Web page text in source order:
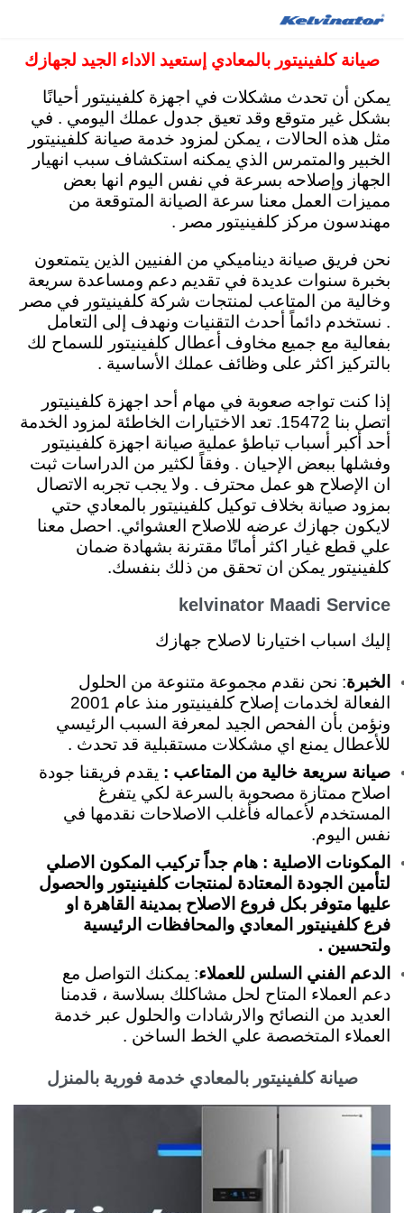
صيانة كلفينيتور بالمعادي إستعيد الاداء الجيد لجهازك
يمكن أن تحدث مشكلات في اجهزة كلفينيتور أحيانًا
بشكل غير متوقع وقد تعيق جدول عملك اليومي . في
مثل هذه الحالات ، يمكن لمزود خدمة صيانة كلفينيتور
الخبير والمتمرس الذي يمكنه استكشاف سبب انهيار
الجهاز وإصلاحه بسرعة في نفس اليوم انها بعض
مميزات العمل معنا سرعة الصيانة المتوقعة من
مهندسون مركز كلفينيتور مصر .
نحن فريق صيانة ديناميكي من الفنيين الذين يتمتعون
بخبرة سنوات عديدة في تقديم دعم ومساعدة سريعة
وخالية من المتاعب لمنتجات شركة كلفينيتور في مصر
. نستخدم دائماً أحدث التقنيات ونهدف إلى التعامل
بفعالية مع جميع مخاوف أعطال كلفينيتور للسماح لك
بالتركيز اكثر على وظائف عملك الأساسية .
إذا كنت تواجه صعوبة في مهام أحد اجهزة كلفينيتور
اتصل بنا 15472. تعد الاختيارات الخاطئة لمزود الخدمة
أحد أكبر أسباب تباطؤ عملية صيانة اجهزة كلفينيتور
وفشلها ببعض الإحيان . وفقاً لكثير من الدراسات ثبت
ان الإصلاح هو عمل محترف . ولا يجب تجربه الاتصال
بمزود صيانة بخلاف توكيل كلفينيتور بالمعادي حتي
لايكون جهازك عرضه للاصلاح العشوائي. احصل معنا
علي قطع غيار اكثر أمانًا مقترنة بشهادة ضمان
كلفينيتور يمكن ان تحقق من ذلك بنفسك.
kelvinator Maadi Service
إليك اسباب اختيارنا لاصلاح جهازك
الخبرة: نحن نقدم مجموعة متنوعة من الحلول
الفعالة لخدمات إصلاح كلفينيتور منذ عام 2001
ونؤمن بأن الفحص الجيد لمعرفة السبب الرئيسي
للأعطال يمنع اي مشكلات مستقبلية قد تحدث .
صيانة سريعة خالية من المتاعب : يقدم فريقنا جودة
اصلاح ممتازة مصحوبة بالسرعة لكي يتفرغ
المستخدم لأعماله فأغلب الاصلاحات نقدمها في
نفس اليوم.
المكونات الاصلية : هام جداً تركيب المكون الاصلي
لتأمين الجودة المعتادة لمنتجات كلفينيتور والحصول
عليها متوفر بكل فروع الاصلاح بمدينة القاهرة او
فرع كلفينيتور المعادي والمحافظات الرئيسية
ولتحسين .
الدعم الفني السلس للعملاء: يمكنك التواصل مع
دعم العملاء المتاح لحل مشاكلك بسلاسة ، قدمنا
العديد من النصائح والارشادات والحلول عبر خدمة
العملاء المتخصصة علي الخط الساخن .
صيانة كلفينيتور بالمعادي خدمة فورية بالمنزل
اصلاح فريزر غسالات اطباق مجفف ملابس